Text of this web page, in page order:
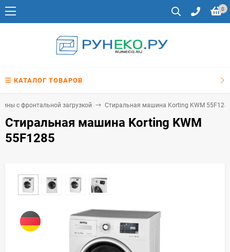
0
КАТАЛОГ ТОВАРОВ
с фронтальной загрузкой Стиральная машина Korting KWM
Стиральная машина Korting KWM
55F1285